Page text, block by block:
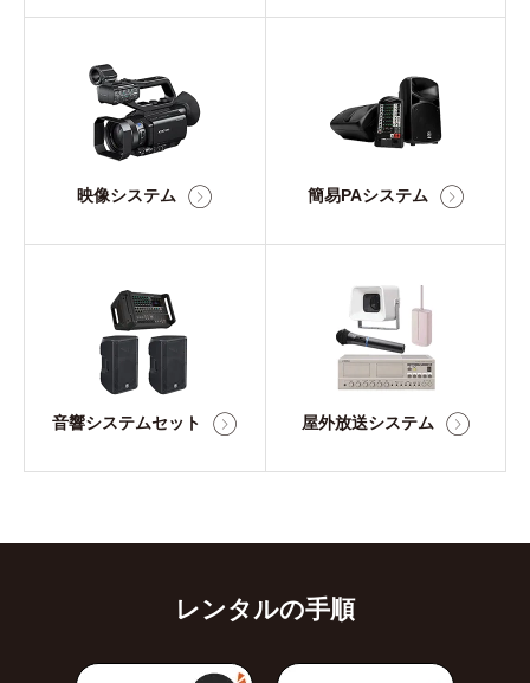
映像システム 簡易PAシステム
音響システムセット 屋外放送システム
レンタルの手順